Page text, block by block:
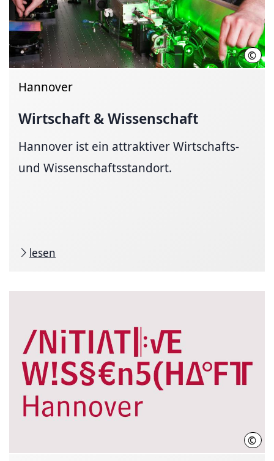
©
Hannover
Wirtschaft & Wissenschaft
Hannover ist ein attraktiver Wirtschafts-
und Wissenschaftsstandort.
lesen
©